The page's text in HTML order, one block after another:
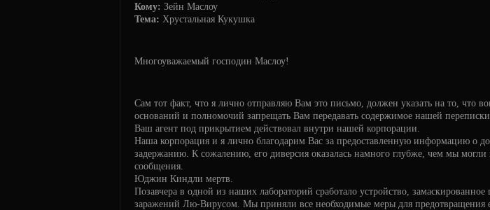
Кому: Зейн Маслоу
Тема: Хрустальная Кукушка
Многоуважаемый господин Маслоу!
Сам тот факт, что я лично отправляю Вам это письмо, должен указать на то, что
оснований и полномочий запрещать Вам передавать содержимое нашей
Ваш агент под прикрытием действовал внутри нашей корпорации.
Наша корпорация и я лично благодарим Вас за предоставленную информацию о
задержанию. К сожалению, его диверсия оказалась намного глубже, чем мы
сообщения.
Юджин Киндли мертв.
Позавчера в одной из наших лабораторий сработало устройство,
заражений Лю-Вирусом. Мы приняли все необходимые меры для предотвращения